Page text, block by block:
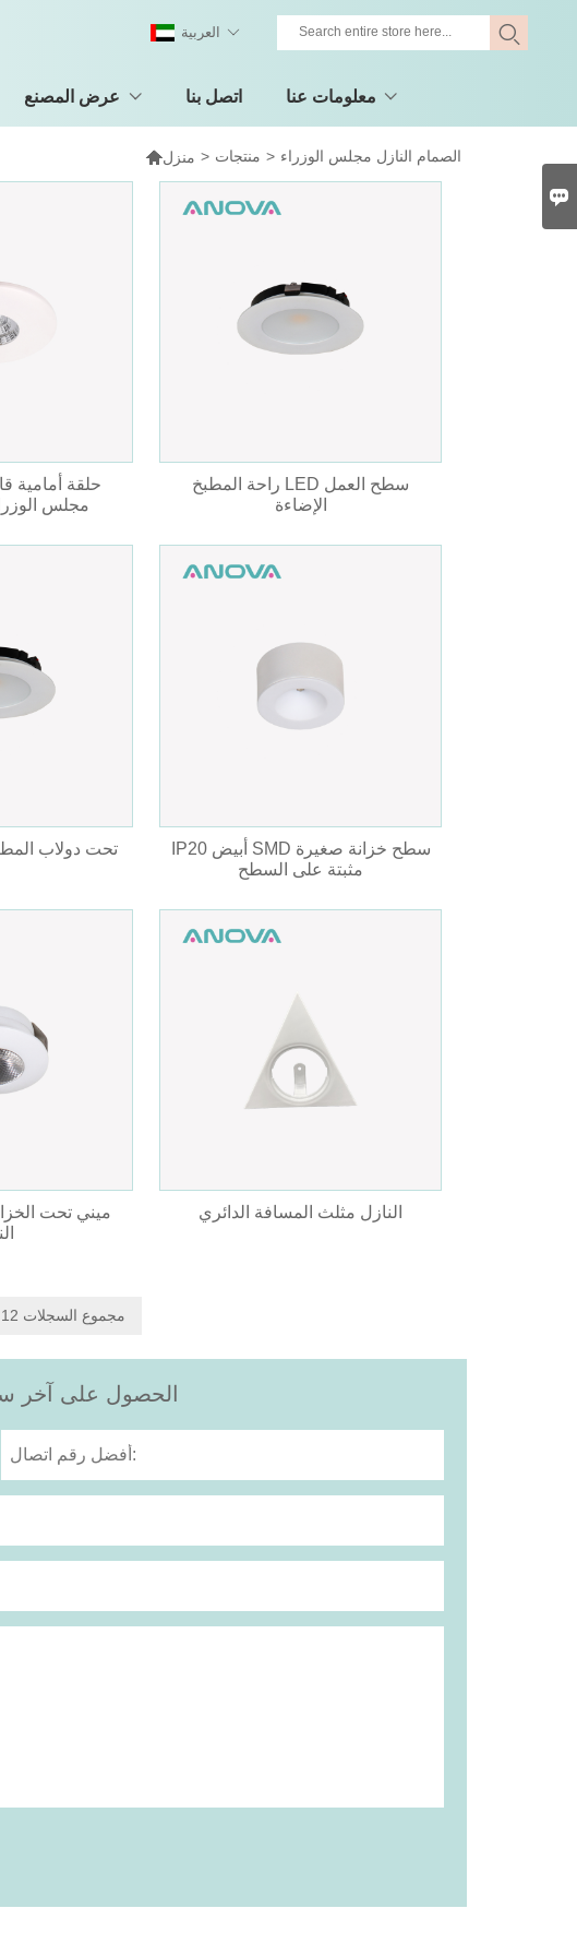
عرض المصنع اتصل بنا معلومات عنا
العربية
منزل > منتجات > الصمام النازل مجلس الوزراء
حلقة أمامية
مجلس
راحة المطبخ LED سطح العمل
الإضاءة
تحت دولاب
IP20 أبيض SMD سطح خزانة صغيرة
مثبتة على السطح
النازل مثلث المسافة الدائري
12 مجموع السجلات
الحصول على آخر
